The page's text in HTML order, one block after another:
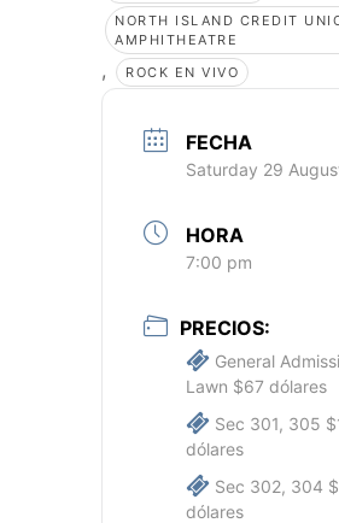
NORTH ISLAND CREDIT
AMPHITHEATRE
, ROCK EN VIVO
FECHA
Saturday 29
HORA
7:00 pm
PRECIOS:
General
Lawn $67 dólares
Sec 301, 305
dólares
Sec 302, 304
dólares